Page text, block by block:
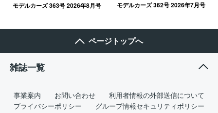
モデルカーズ 363号 2026年8月号 モデルカーズ 362号 2026年7月号
ページトップへ
雑誌一覧
事業案内 お問い合わせ
利用者情報の外部送信について
プライバシーポリシー
グループ情報セキュリティポリシー